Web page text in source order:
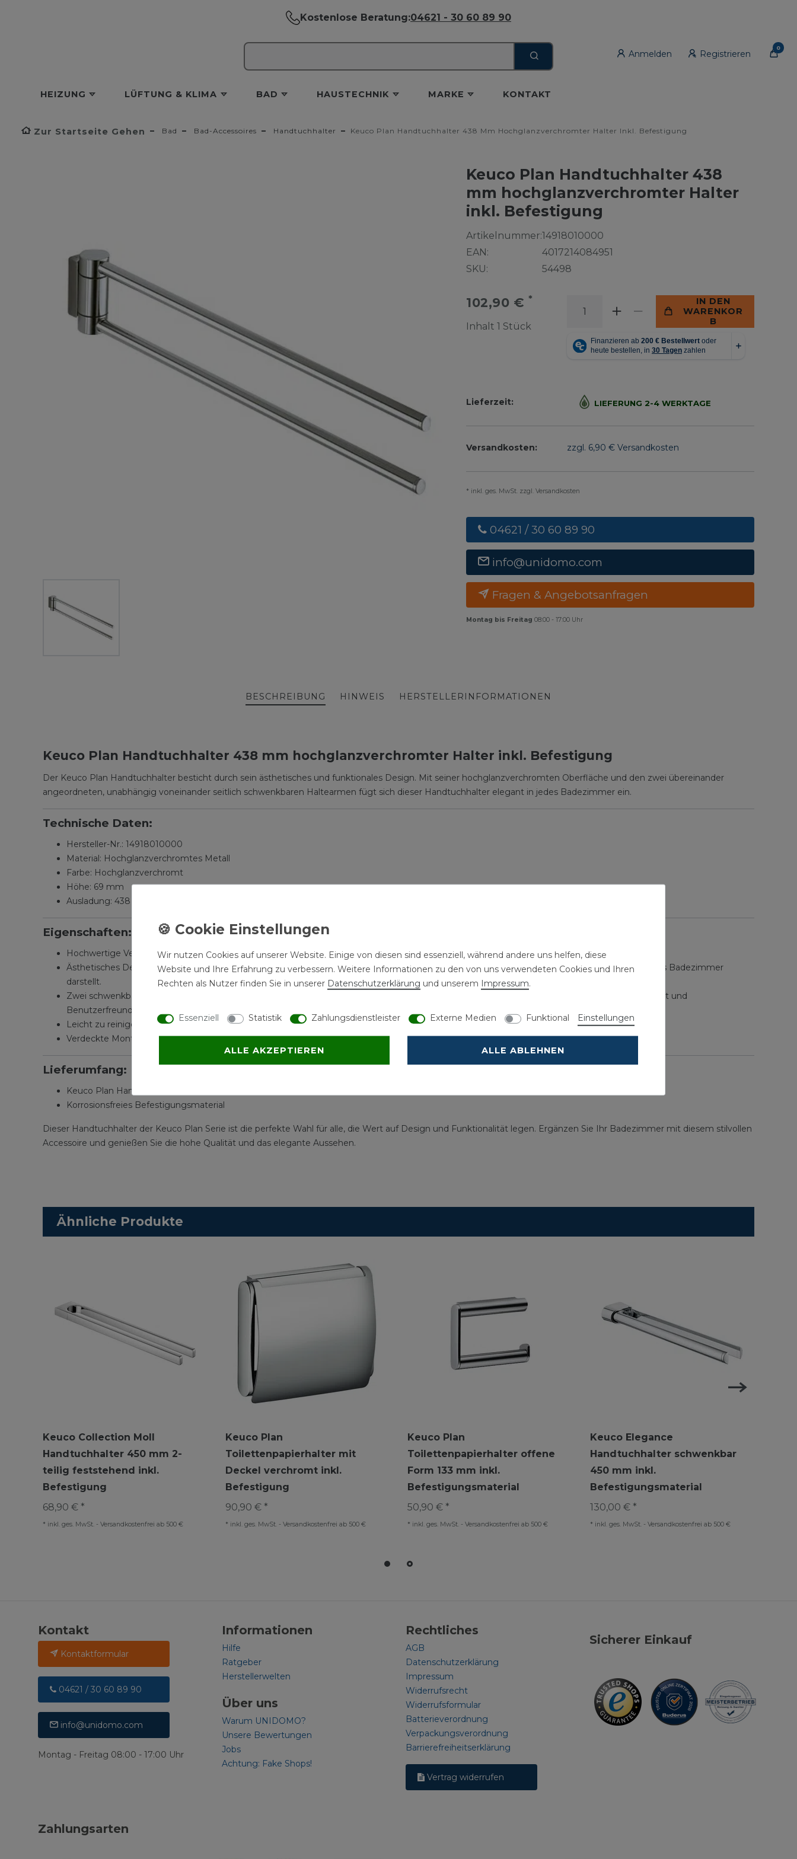
Kostenlose Beratung:04621 - 30 60 89 90
Anmelden Registrieren
0
HEIZUNG LÜFTUNG & KLIMA BAD HAUSTECHNIK MARKE KONTAKT
Zur Startseite Gehen Bad Bad-Accessoires Handtuchhalter Keuco Plan Handtuchhalter 438 Mm Hochglanzverchromter Halter Inkl. Befestigung
Keuco Plan Handtuchhalter 438
mm hochglanzverchromter Halter
inkl. Befestigung
Artikelnummer:
EAN:
SKU:
14918010000
4017214084951
54498
102,90 € *
Inhalt 1 Stück
IN DEN
WARENKOR
B
Lieferzeit: LIEFERUNG 2-4 WERKTAGE
Versandkosten: zzgl. 6,90 € Versandkosten
* inkl. ges. MwSt. zzgl. Versandkosten
04621 / 30 60 89 90
info@unidomo.com
Fragen & Angebotsanfragen
Montag bis Freitag 08:00 - 17:00 Uhr
BESCHREIBUNG HINWEIS HERSTELLERINFORMATIONEN
Keuco Plan Handtuchhalter 438 mm hochglanzverchromter Halter inkl. Befestigung
Der Keuco Plan Handtuchhalter besticht durch sein ästhetisches und funktionales Design. Mit seiner hochglanzverchromten Oberfläche und den zwei übereinander
angeordneten, unabhängig voneinander seitlich schwenkbaren Haltearmen fügt sich dieser Handtuchhalter elegant in jedes Badezimmer ein.
Technische Daten:
Hersteller-Nr.: 14918010000
Material: Hochglanzverchromtes Metall
Farbe: Hochglanzverchromt
Höhe: 69 mm
Ausladung: 438 mm
Eigenschaften:
Hochwertige Verarbeitung: Die hochglanzverchromte Oberfläche verleiht dem Handtuchhalter eine edle Optik und sorgt für Langlebigkeit.
Ästhetisches Design: Der Handtuchhalter besticht durch seine ästhetische und funktionale Formensprache, die eine stilvolle Ergänzung für jedes Badezimmer
darstellt.
Zwei schwenkbare Haltearme: Die zwei übereinander angeordneten Haltearme sind unabhängig voneinander seitlich schwenkbar, was Flexibilität und
Benutzerfreundlichkeit erhöht.
Leicht zu reinigen: Die glatte Oberfläche ermöglicht eine einfache Reinigung und Pflege.
Verdeckte Montage: Der Handtuchhalter wird verdeckt angebracht, sodass keine Befestigungselemente sichtbar sind.
Lieferumfang:
Keuco Plan Handtuchhalter 438 mm
Korrosionsfreies Befestigungsmaterial
Dieser Handtuchhalter der Keuco Plan Serie ist die perfekte Wahl für alle, die Wert auf Design und Funktionalität legen. Ergänzen Sie Ihr Badezimmer mit diesem stilvollen
Accessoire und genießen Sie die hohe Qualität und das elegante Aussehen.
Ähnliche Produkte
Keuco Collection Moll
Handtuchhalter 450 mm 2-
teilig feststehend inkl.
Befestigung
68,90 € *
* inkl. ges. MwSt. - Versandkostenfrei ab 500 €
Keuco Plan
Toilettenpapierhalter mit
Deckel verchromt inkl.
Befestigung
90,90 € *
* inkl. ges. MwSt.- Versandkostenfrei ab 500 €
Keuco Plan
Toilettenpapierhalter offene
Form 133 mm inkl.
Befestigungsmaterial
50,90 € *
* inkl. ges. MwSt. - Versandkostenfrei ab 500 €
Keuco Elegance
Handtuchhalter schwenkbar
450 mm inkl.
Befestigungsmaterial
130,00 € *
* inkl. ges. MwSt.- Versandkostenfrei ab 500 €
Kontakt
Kontaktformular
04621 / 30 60 89 90
info@unidomo.com
Montag - Freitag 08:00 - 17:00 Uhr
Informationen
Hilfe
Ratgeber
Herstellerwelten
Über uns
Warum UNIDOMO?
Unsere Bewertungen
Jobs
Achtung: Fake Shops!
Rechtliches
AGB
Datenschutzerklärung
Impressum
Widerrufsrecht
Widerrufsformular
Batterieverordnung
Verpackungsverordnung
Barrierefreiheitserklärung
Vertrag widerrufen
Sicherer Einkauf
Zahlungsarten
Wir nutzen Cookies auf unserer Website. Einige von diesen sind essenziell, während andere uns helfen, diese
Website und Ihre Erfahrung zu verbessern. Weitere Informationen zu den von uns verwendeten Cookies und Ihren
Rechten als Nutzer finden Sie in unserer Daten­schutz­erklärung und unserem Impressum.
Essenziell Statistik Zahlungsdienstleister Externe Medien Funktional Einstellungen
ALLE AKZEPTIEREN ALLE ABLEHNEN